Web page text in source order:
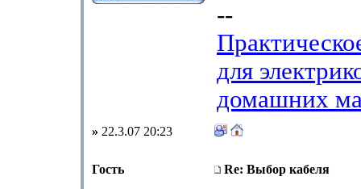
--
для
домашних
» 22.3.07 20:23
Гость Re: Выбор кабеля